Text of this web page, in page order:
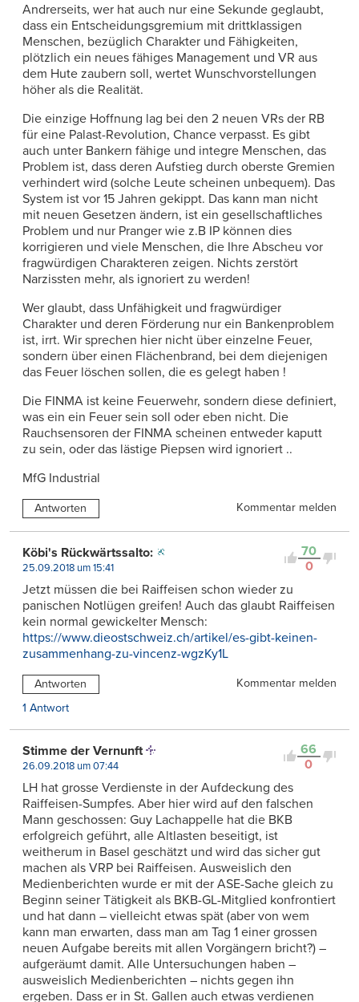
Andrerseits, wer hat auch nur eine Sekunde geglaubt,
dass ein Entscheidungsgremium mit drittklassigen
Menschen, bezüglich Charakter und Fähigkeiten,
plötzlich ein neues fähiges Management und VR aus
dem Hute zaubern soll, wertet Wunschvorstellungen
höher als die Realität.
Die einzige Hoffnung lag bei den 2 neuen VRs der RB
für eine Palast-Revolution, Chance verpasst. Es gibt
auch unter Bankern fähige und integre Menschen, das
Problem ist, dass deren Aufstieg durch oberste Gremien
verhindert wird (solche Leute scheinen unbequem). Das
System ist vor 15 Jahren gekippt. Das kann man nicht
mit neuen Gesetzen ändern, ist ein gesellschaftliches
Problem und nur Pranger wie z.B IP können dies
korrigieren und viele Menschen, die Ihre Abscheu vor
fragwürdigen Charakteren zeigen. Nichts zerstört
Narzissten mehr, als ignoriert zu werden!
Wer glaubt, dass Unfähigkeit und fragwürdiger
Charakter und deren Förderung nur ein Bankenproblem
ist, irrt. Wir sprechen hier nicht über einzelne Feuer,
sondern über einen Flächenbrand, bei dem diejenigen
das Feuer löschen sollen, die es gelegt haben !
Die FINMA ist keine Feuerwehr, sondern diese definiert,
was ein ein Feuer sein soll oder eben nicht. Die
Rauchsensoren der FINMA scheinen entweder kaputt
zu sein, oder das lästige Piepsen wird ignoriert ..
MfG Industrial
Antworten Kommentar melden
70
0
Köbi's Rückwärtssalto:
25.09.2018 um 15:41
Jetzt müssen die bei Raiffeisen schon wieder zu
panischen Notlügen greifen! Auch das glaubt Raiffeisen
kein normal gewickelter Mensch:
https://www.dieostschweiz.ch/artikel/es-gibt-keinen-
zusammenhang-zu-vincenz-wgzKy1L
Antworten
Kommentar melden
1 Antwort
66
0
Stimme der Vernunft
26.09.2018 um 07:44
LH hat grosse Verdienste in der Aufdeckung des
Raiffeisen-Sumpfes. Aber hier wird auf den falschen
Mann geschossen: Guy Lachappelle hat die BKB
erfolgreich geführt, alle Altlasten beseitigt, ist
weitherum in Basel geschätzt und wird das sicher gut
machen als VRP bei Raiffeisen. Ausweislich den
Medienberichten wurde er mit der ASE-Sache gleich zu
Beginn seiner Tätigkeit als BKB-GL-Mitglied konfrontiert
und hat dann – vielleicht etwas spät (aber von wem
kann man erwarten, dass man am Tag 1 einer grossen
neuen Aufgabe bereits mit allen Vorgängern bricht?) –
aufgeräumt damit. Alle Untersuchungen haben –
ausweislich Medienberichten – nichts gegen ihn
ergeben. Dass er in St. Gallen auch etwas verdienen